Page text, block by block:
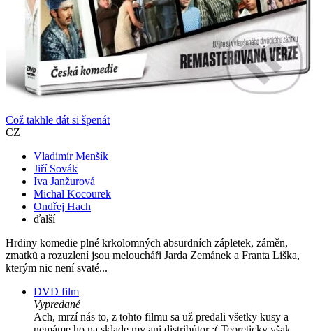
Což takhle dát si špenát
CZ
Vladimír Menšík
Jiří Sovák
Iva Janžurová
Michal Kocourek
Ondřej Hach
ďalší
Hrdiny komedie plné krkolomných absurdních zápletek, záměn,
zmatků a rozuzlení jsou meloucháři Jarda Zemánek a Franta Liška,
kterým nic není svaté...
DVD film
Vypredané
Ach, mrzí nás to, z tohto filmu sa už predali všetky kusy a